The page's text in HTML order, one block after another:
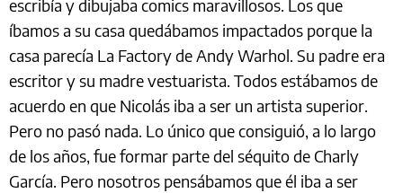
escribía y dibujaba comics maravillosos. Los que
íbamos a su casa quedábamos impactados porque la
casa parecía La Factory de Andy Warhol. Su padre era
escritor y su madre vestuarista. Todos estábamos de
acuerdo en que Nicolás iba a ser un artista superior.
Pero no pasó nada. Lo único que consiguió, a lo largo
de los años, fue formar parte del séquito de Charly
García. Pero nosotros pensábamos que él iba a ser